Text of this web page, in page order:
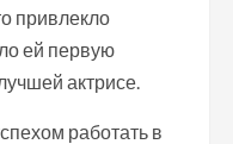
привлекло
ей первую
актрисе.
работать в